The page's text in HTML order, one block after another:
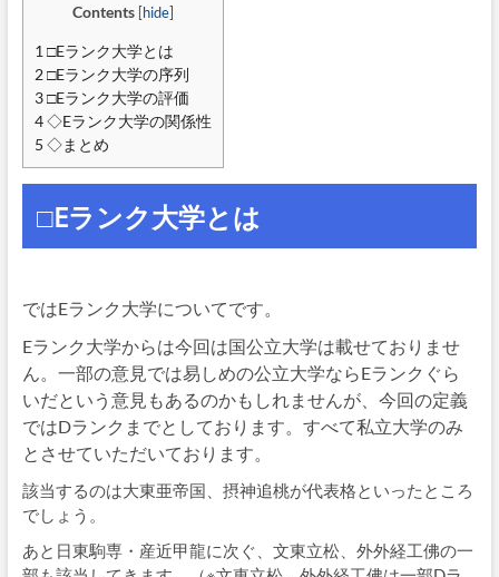
ンクまで分けていきます。そしてそれを国公立大学、私立大学、医学部の3つの
Contents [hide]
1 □Eランク大学とは
2□Eランク大学の序列
3□Eランク大学の評価
4◇Eランク大学の関係性
5 ◇まとめ
□Eランク大学とは
ではEランク大学についてです。
Eランク大学からは今回は国公立大学は載せておりませ
ん。一部の意見では易しめの公立大学ならEランクぐら
いだという意見もあるのかもしれませんが、今回の定義
ではDランクまでとしております。すべて私立大学のみ
とさせていただいております。
該当するのは大東亜帝国、摂神追桃が代表格といったところ
でしょう。
あと日東駒専・産近甲龍に次ぐ、文東立松、外外経工佛の一